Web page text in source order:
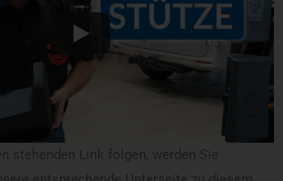
stehenden Link folgen, werden Sie